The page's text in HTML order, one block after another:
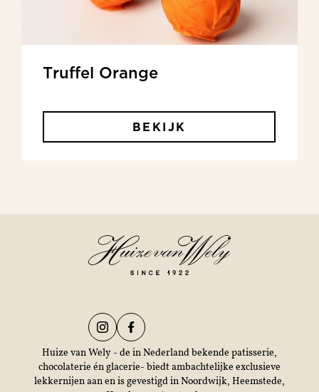
Truffel Orange
BEKIJK
Huize van Wely - de in Nederland bekende patisserie,
chocolaterie én glacerie- biedt ambachtelijke exclusieve
lekkernijen aan en is gevestigd in Noordwijk, Heemstede,